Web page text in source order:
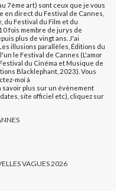
7ème art) sont ceux que je vous
en direct du Festival de Cannes,
du Festival du Film et du
fois membre de jurys de
plus de vingt ans. J'ai
illusions parallèles, Éditions du
le Festival de Cannes (L'amor
du Cinéma et Musique de
Blacklephant, 2023). Vous
moi à
savoir plus sur un évènement
site officiel etc), cliquez sur
VAGUES 2026